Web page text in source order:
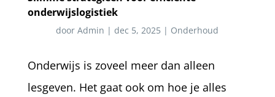
onderwijslogistiek
doorAdmin | dec 5, 2025 | Onderhoud
Onderwijs is zoveel meer dan alleen
lesgeven. Het gaat ook om hoe je alles